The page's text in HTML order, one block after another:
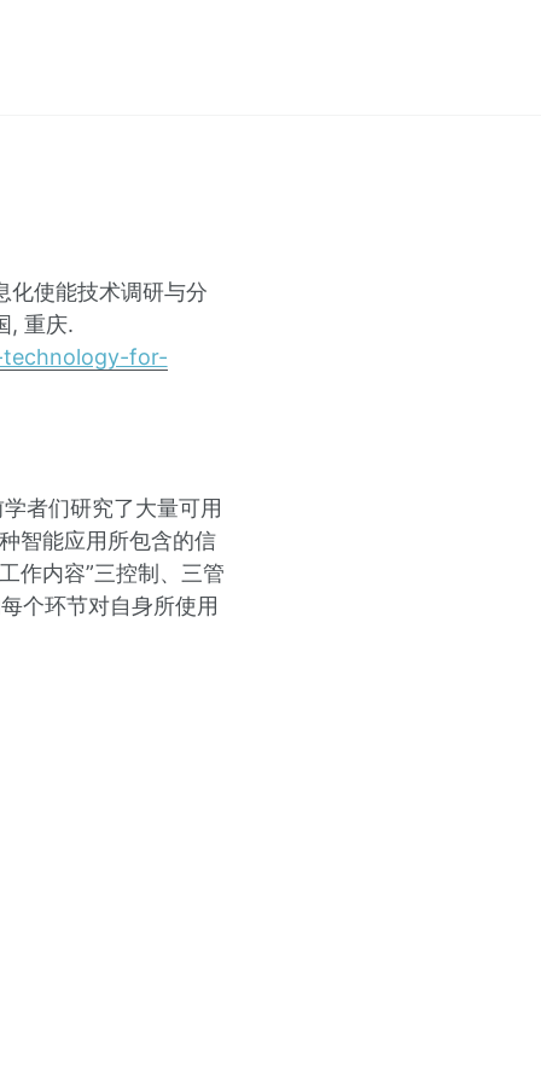
化使能技术调研与分
, 重庆.
for-
者们研究了大量可用
智能应用所包含的信
作内容”三控制、三管
个环节对自身所使用